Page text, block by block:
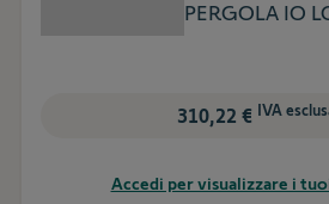
PERGOLA IO
310,22 € IVA
Accedi per visualizzare i